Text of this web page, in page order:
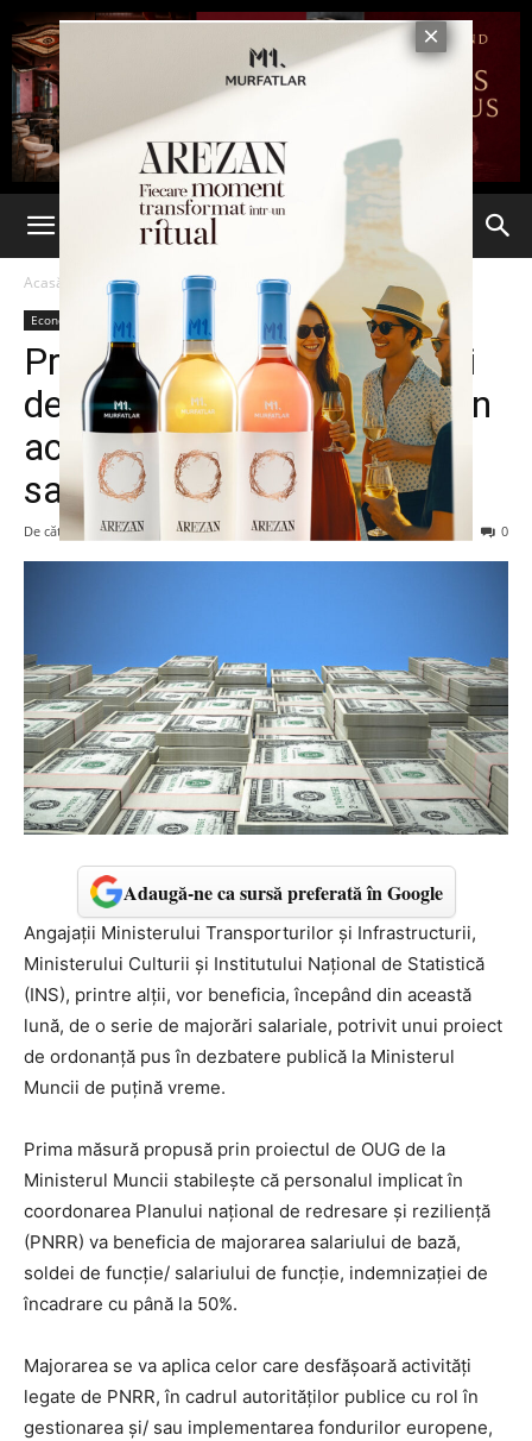
Acasă Economie
Economie Știri din România Ultima oră
Proiect: Mai multe categorii
de bugetari vor beneficia, din
această lună, de majorări
salariale
De către Alin BOSIANU - 10 august 2022 0
Adaugă-ne ca sursă preferată în Google
Angajații Ministerului Transporturilor și Infrastructurii,
Ministerului Culturii și Institutului Național de Statistică
(INS), printre alții, vor beneficia, începând din această
lună, de o serie de majorări salariale, potrivit unui proiect
de ordonanță pus în dezbatere publică la Ministerul
Muncii de puțină vreme.
Prima măsură propusă prin proiectul de OUG de la
Ministerul Muncii stabilește că personalul implicat în
coordonarea Planului național de redresare și reziliență
(PNRR) va beneficia de majorarea salariului de bază,
soldei de funcție/ salariului de funcție, indemnizației de
încadrare cu până la 50%.
Majorarea se va aplica celor care desfășoară activități
legate de PNRR, în cadrul autorităților publice cu rol în
gestionarea și/ sau implementarea fondurilor europene,